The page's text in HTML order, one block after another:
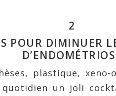
2
POUR DIMINUER
plastique, xeno-
un joli